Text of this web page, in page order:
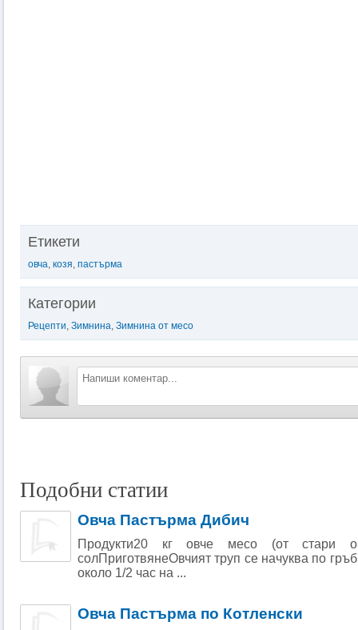
Етикети
овча, козя, пастърма
Категории
Рецепти, Зимнина, Зимнина от месо
Подобни статии
Овча Пастърма Дибич
Продукти20 кг овче месо (от стари
солПриготвянеОвчият труп се начуква по
около 1/2 час на ...
Овча Пастърма по Котленски